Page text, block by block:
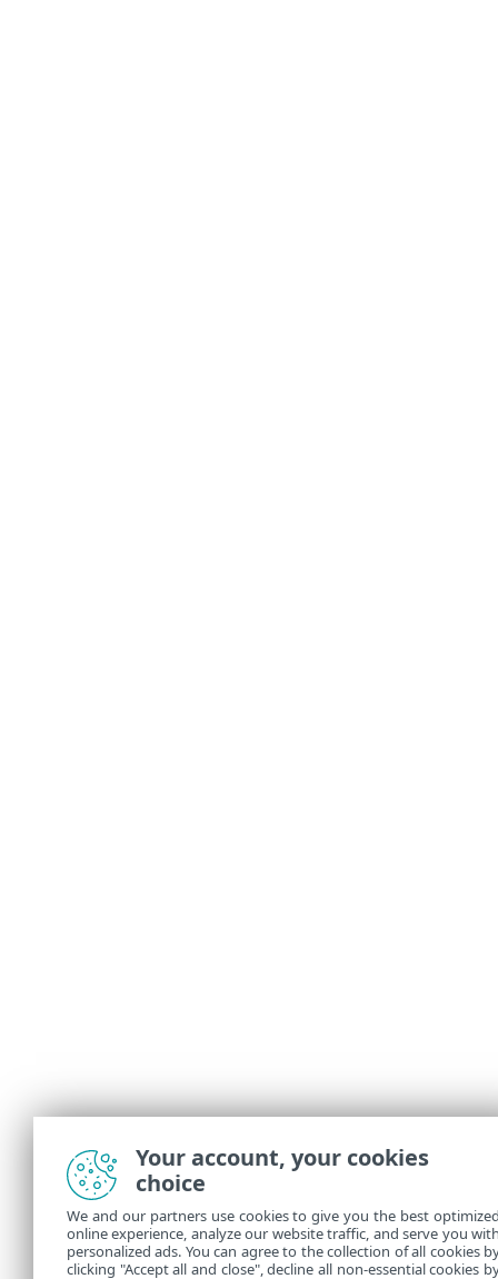
Your account, your cookies
choice
We and our partners use cookies to give you the best
online experience, analyze our website traffic, and serve you
personalized ads. You can agree to the collection of all cookies
clicking "Accept all and close", decline all non-essential cookies